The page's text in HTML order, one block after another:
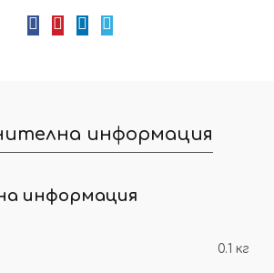
информация
информация
0.1 кг